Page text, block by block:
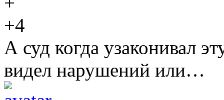
+4
А суд когда узаконивал
видел нарушений или…